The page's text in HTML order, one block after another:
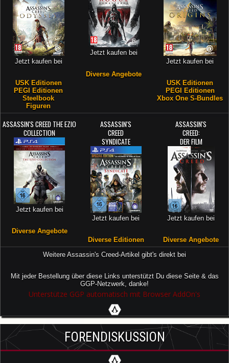
Jetzt kaufen bei
USK Editionen
PEGI Editionen
Steelbook
Figuren
Jetzt kaufen bei
Diverse Angebote
Jetzt kaufen bei
USK Editionen
PEGI Editionen
Xbox One S-Bundles
ASSASSIN'S CREED THE EZIO
COLLECTION
Jetzt kaufen bei
Diverse Angebote
ASSASSIN'S
CREED
SYNDICATE
Jetzt kaufen bei
Diverse Editionen
ASSASSIN'S
CREED:
DER FILM
Jetzt kaufen bei
Diverse Angebote
Weitere Assassin's Creed-Artikel gibt's direkt bei
Mit jeder Bestellung über diese Links unterstützt Du diese Seite & das
GGP-Netzwerk, danke!
Unterstütze GGP automatisch mit Browser AddOn's
FORENDISKUSSION